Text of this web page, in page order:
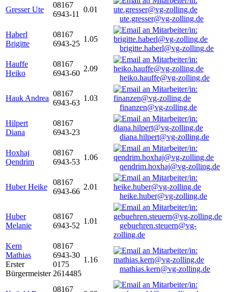
Gresser Ute
08167
6943-11
0.01
ute.gresser@vg-zolling.de
Haberl
Brigitte
08167
6943-25
1.05
brigitte.haberl@vg-zolling.de
Hauffe
Heiko
08167
6943-60
2.09
heiko.hauffe@vg-zolling.de
Hauk Andrea
08167
6943-63
1.03
finanzen@vg-zolling.de
Hilpert
Diana
08167
6943-23
diana.hilpert@vg-zolling.de
Hoxhaj
Qendrim
08167
6943-53
1.06
qendrim.hoxhaj@vg-zolling.de
Huber Heike
08167
6943-66
2.01
heike.huber@vg-zolling.de
Huber
Melanie
08167
6943-52
1.01
gebuehren.steuern@vg-
zolling.de
Kern
Mathias
Erster
Bürgermeister
08167
6943-30
0175
2614485
1.16
mathias.kern@vg-zolling.de
08167